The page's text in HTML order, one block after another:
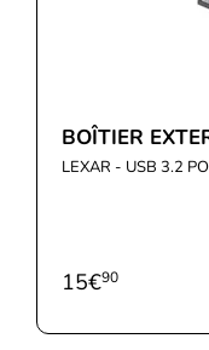
BOÎTIER
LEXAR - USB 3.2
15€90